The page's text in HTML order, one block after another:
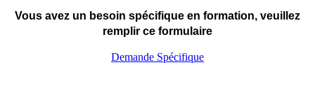
Vous avez un besoin spécifique en formation, veuillez
remplir ce formulaire
Demande Spécifique